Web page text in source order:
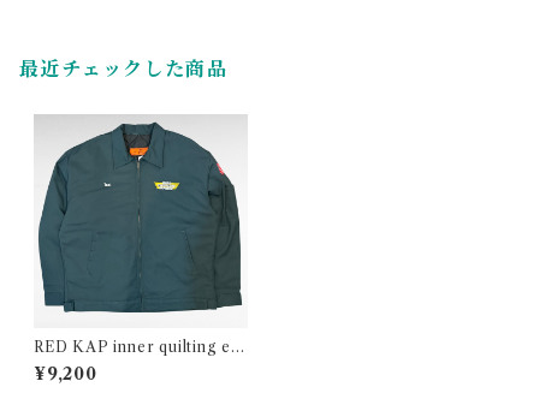
最近チェックした商品
RED KAP inner quilting em
broidery work jacket
¥9,200